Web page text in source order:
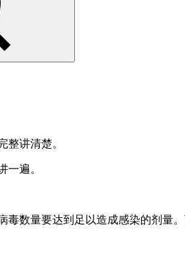
讲清楚。
一遍。
数量要达到足以造成感染的剂量